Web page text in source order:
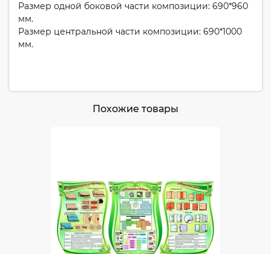
Размер одной боковой части композиции: 690*960
мм.
Размер центральной части композиции: 690*1000
мм.
Похожие товары